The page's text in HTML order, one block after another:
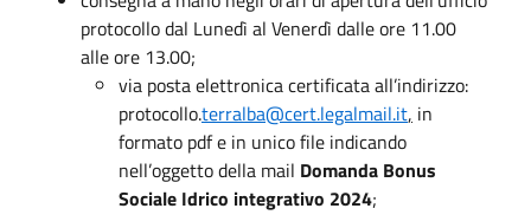
protocollo dal Lunedì al Venerdì dalle ore 11.00
alle ore 13.00;
via posta elettronica certificata all’indirizzo:
protocollo.terralba@cert.legalmail.it, in
formato pdf e in unico file indicando
nell’oggetto della mail Domanda Bonus
Sociale Idrico integrativo 2024;